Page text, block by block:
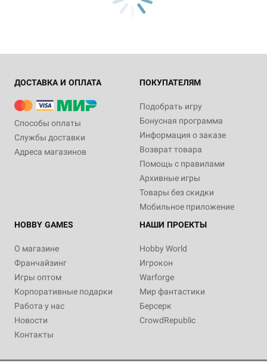
ДОСТАВКА И ОПЛАТА
Способы оплаты
Службы доставки
Адреса магазинов
ПОКУПАТЕЛЯМ
Подобрать игру
Бонусная программа
Информация о заказе
Возврат товара
Помощь с правилами
Архивные игры
Товары без скидки
Мобильное приложение
HOBBY GAMES
О магазине
Франчайзинг
Игры оптом
Корпоративные подарки
Работа у нас
Новости
Контакты
НАШИ ПРОЕКТЫ
Hobby World
Игрокон
Warforge
Мир фантастики
Берсерк
CrowdRepublic